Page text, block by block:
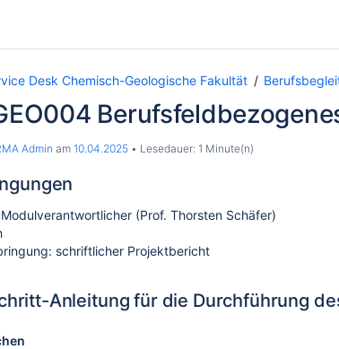
Desk Chemisch-Geologische Fakultät
Admin am 10.04.2025 Lesedauer: 1 Minute(n)
(Prof. Thorsten Schäfer)
schriftlicher Projektbericht
Anleitung für die Durchführung